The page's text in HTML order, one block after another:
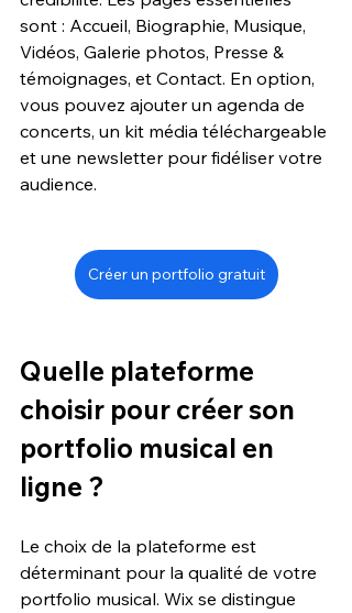
sont : Accueil, Biographie, Musique,
Vidéos, Galerie photos, Presse &
témoignages, et Contact. En option,
vous pouvez ajouter un agenda de
concerts, un kit média téléchargeable
et une newsletter pour fidéliser votre
audience.
Créer un portfolio gratuit
Quelle plateforme
choisir pour créer son
portfolio musical en
ligne ?
Le choix de la plateforme est
déterminant pour la qualité de votre
portfolio musical. Wix se distingue